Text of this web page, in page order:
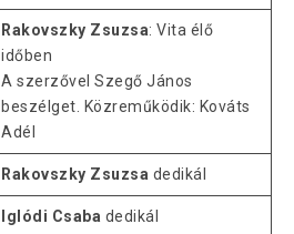
Rakovszky Zsuzsa: Vita élő
időben
A szerzővel Szegő János
beszélget. Közreműködik: Kováts
Adél
Rakovszky Zsuzsa dedikál
Iglódi Csaba dedikál